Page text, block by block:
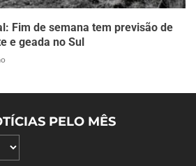
Fim de semana tem previsão de
e geada no Sul
PELO MÊS